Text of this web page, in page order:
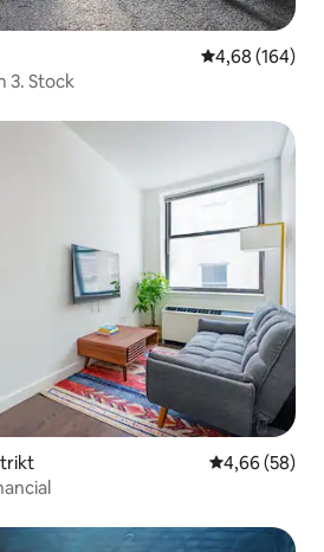
4,68 (164)
3. Stock
4,66 (58)